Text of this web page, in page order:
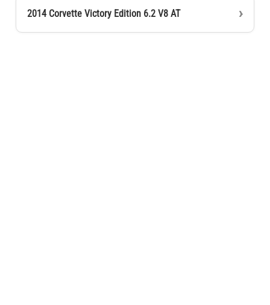
2014 Corvette Victory Edition 6.2 V8 AT